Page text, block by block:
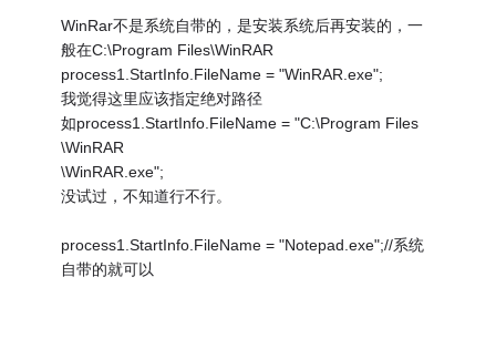
WinRar不是系统自带的，是安装系统后再安装的，一
般在C:\Program Files\WinRAR
process1.StartInfo.FileName = "WinRAR.exe";
我觉得这里应该指定绝对路径
如process1.StartInfo.FileName = "C:\Program Files
\WinRAR
\WinRAR.exe";
没试过，不知道行不行。
process1.StartInfo.FileName = "Notepad.exe";//系统
自带的就可以